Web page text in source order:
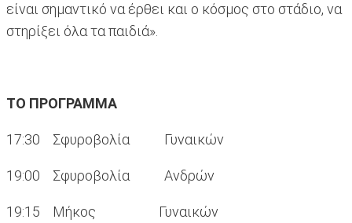
είναι σημαντικό να έρθει και ο κόσμος στο στάδιο, να
στηρίξει όλα τα παιδιά».
ΤΟ ΠΡΟΓΡΑΜΜΑ
17:30 Σφυροβολία Γυναικών
19:00 Σφυροβολία Ανδρών
19:15 Μήκος Γυναικών